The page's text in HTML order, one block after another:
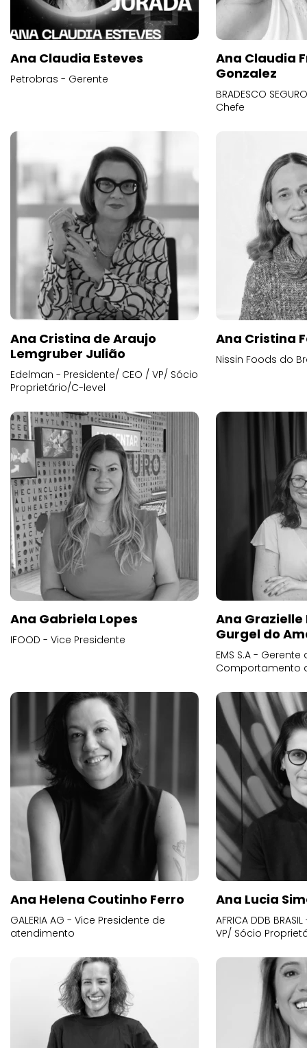
Ana Claudia Esteves
Petrobras - Gerente
Ana Claudia
Gonzalez
BRADESCO
Chefe
Ana Cristina de Araujo
Lemgruber Julião
Edelman - Presidente/ CEO / VP/ Sócio
Proprietário/C-level
Ana Cristina
Nissin Foods do
Ana Gabriela Lopes
IFOOD - Vice Presidente
Ana
Gurgel do
EMS S.A -
Comportamento
Ana Helena Coutinho Ferro
GALERIA AG - Vice Presidente de
atendimento
Ana Lucia
AFRICA DDB
VP/ Sócio